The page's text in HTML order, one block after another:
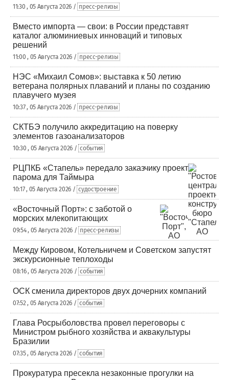
11:30 , 05 Августа 2026 / пресс-релизы
Вместо импорта — свои: в России представят
каталог алюминиевых инноваций и типовых
решений
11:00 , 05 Августа 2026 / пресс-релизы
НЭС «Михаил Сомов»: выставка к 50 летию
ветерана полярных плаваний и планы по созданию
плавучего музея
10:37 , 05 Августа 2026 / пресс-релизы
СКТБЭ получило аккредитацию на поверку
элементов газоанализаторов
10:30 , 05 Августа 2026 / события
РЦПКБ «Стапель» передало заказчику проект
парома для Таймыра
10:17 , 05 Августа 2026 / судостроение
«Восточный Порт»: с заботой о
морских млекопитающих
09:54 , 05 Августа 2026 / пресс-релизы
Между Кировом, Котельничем и Советском запустят
экскурсионные теплоходы
08:16 , 05 Августа 2026 / события
ОСК сменила директоров двух дочерних компаний
07:52 , 05 Августа 2026 / события
Глава Росрыболовства провел переговоры с
Министром рыбного хозяйства и аквакультуры
Бразилии
07:35 , 05 Августа 2026 / события
Прокуратура пресекла незаконные прогулки на